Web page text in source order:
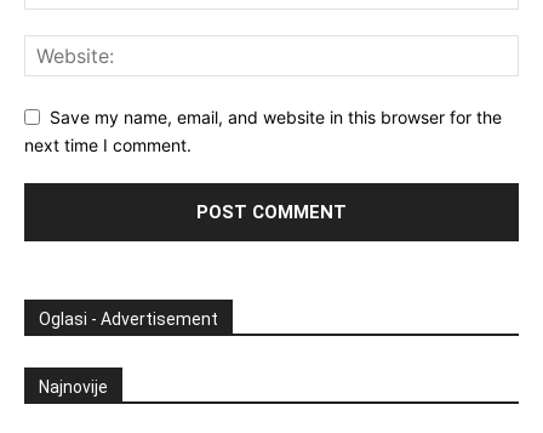
Save my name, email, and website in this browser for the
next time I comment.
Oglasi - Advertisement
Najnovije